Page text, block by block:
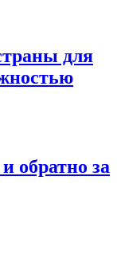
для
обратно за